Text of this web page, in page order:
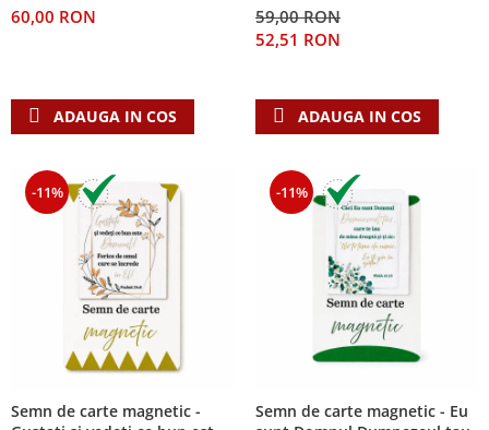
60,00 RON
ADAUGA IN COS
59,00 RON
52,51 RON
ADAUGA IN COS
-11%
Semn de carte magnetic -
-11%
Semn de carte magnetic - Eu